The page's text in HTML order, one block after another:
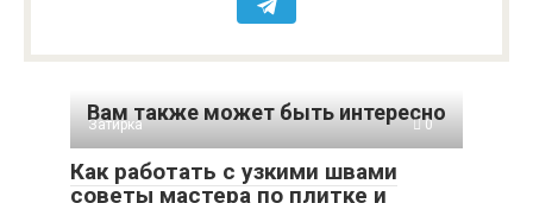
Вам также может быть интересно
Затирка 0
Как работать с узкими швами
советы мастера по плитке и